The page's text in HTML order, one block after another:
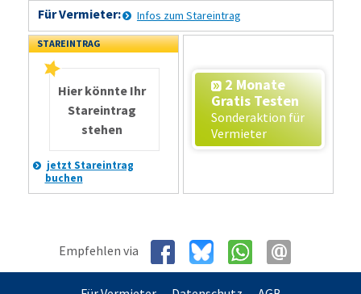
Für Vermieter: Infos zum Stareintrag
STAREINTRAG
Hier könnte Ihr
Stareintrag
stehen
jetzt Stareintrag
buchen
2 Monate
Gratis Testen
Sonderaktion für
Vermieter
Empfehlen via